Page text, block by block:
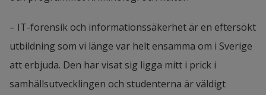
– IT-forensik och informationssäkerhet är en eftersökt
utbildning som vi länge var helt ensamma om i Sverige
att erbjuda. Den har visat sig ligga mitt i prick i
samhällsutvecklingen och studenterna är väldigt